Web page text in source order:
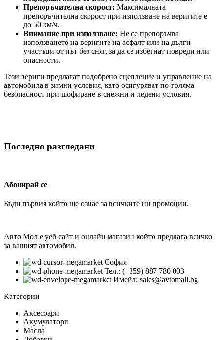
Препоръчителна скорост: Максималната
препоръчителна скорост при използване на веригите е
до 50 км/ч.
Внимание при използване: Не се препоръчва
използването на веригите на асфалт или на дълги
участъци от път без сняг, за да се избегнат повреди или
опасности.
Тези вериги предлагат подобрено сцепление и управление на
автомобила в зимни условия, като осигуряват по-голяма
безопасност при шофиране в снежни и ледени условия.
Последно разгледани
Абонирай се
Бъди първия който ще ознае за всичките ни промоции.
Авто Мол е уеб сайт и онлайн магазин който предлага всичко
за вашият автомобил.
София
Тел.: (+359) 887 780 003
Имейл: sales@avtomall.bg
Категории
Аксесоари
Акумулатори
Масла